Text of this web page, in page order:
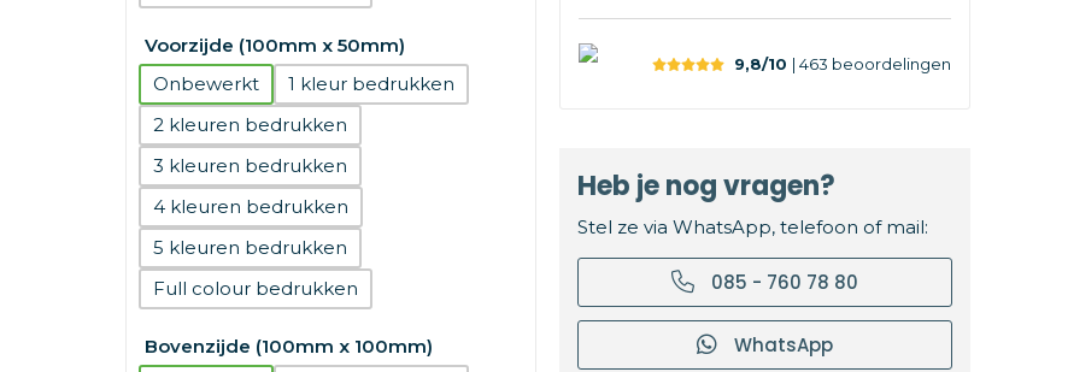
Voorzijde (100mm x 50mm)
Onbewerkt
1
2
3
4
5
Full colour
Bovenzijde (100mm x 100mm)
9,8/10 | 463 beoordelingen
Heb je nog vragen?
Stel ze via WhatsApp, telefoon of mail:
085 - 760 78 80
WhatsApp